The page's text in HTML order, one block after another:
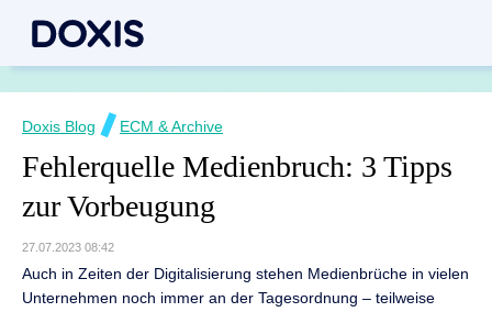
Doxis Blog ECM & Archive
Fehlerquelle Medienbruch: 3 Tipps
zur Vorbeugung
27.07.2023 08:42
Auch in Zeiten der Digitalisierung stehen Medienbrüche in vielen
Unternehmen noch immer an der Tagesordnung – teilweise